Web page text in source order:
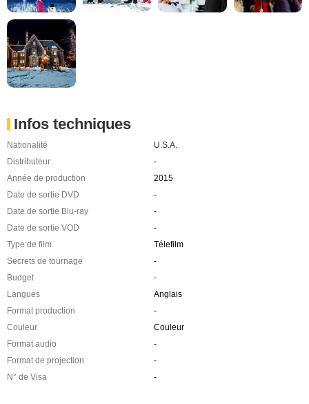
Infos techniques
Nationalité
U.S.A.
Distributeur
-
Année de production
2015
Date de sortie DVD
-
Date de sortie Blu-ray
-
Date de sortie VOD
-
Type de film
Télefilm
Secrets de tournage
-
Budget
-
Langues
Anglais
Format production
-
Couleur
Couleur
Format audio
-
Format de projection
-
N° de Visa
-